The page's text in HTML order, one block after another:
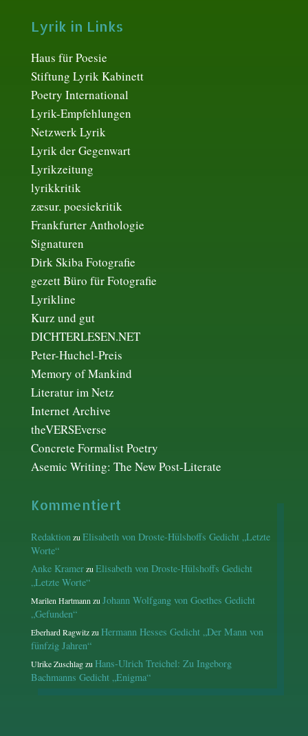
Lyrik in Links
Haus für Poesie
Stiftung Lyrik Kabinett
Poetry International
Lyrik-Empfehlungen
Netzwerk Lyrik
Lyrik der Gegenwart
Lyrikzeitung
lyrikkritik
zæsur. poesiekritik
Frankfurter Anthologie
Signaturen
Dirk Skiba Fotografie
gezett Büro für Fotografie
Lyrikline
Kurz und gut
DICHTERLESEN.NET
Peter-Huchel-Preis
Memory of Mankind
Literatur im Netz
Internet Archive
theVERSEverse
Concrete Formalist Poetry
Asemic Writing: The New Post-Literate
Kommentiert
RedaktionzuElisabeth von Droste-Hülshoffs Gedicht „Letzte
Worte“
Anke KramerzuElisabeth von Droste-Hülshoffs Gedicht
„Letzte Worte“
Marilen HartmannzuJohann Wolfgang von Goethes Gedicht
„Gefunden“
Eberhard RagwitzzuHermann Hesses Gedicht „Der Mann von
fünfzig Jahren“
Ulrike ZuschlagzuHans-Ulrich Treichel: Zu Ingeborg
Bachmanns Gedicht „Enigma“